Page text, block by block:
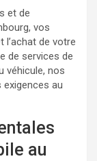
et de
vos
l’achat de votre
de services de
véhicule, nos
au
au